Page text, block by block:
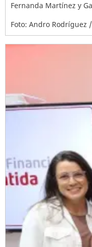
Fernanda Martínez y
Foto: Andro Rodríguez